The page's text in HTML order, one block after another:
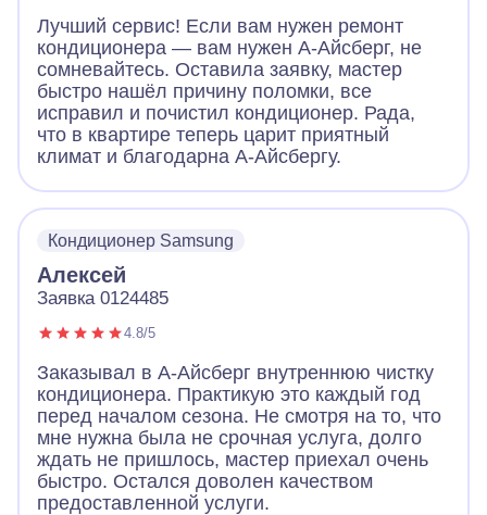
Лучший сервис! Если вам нужен ремонт
кондиционера — вам нужен А-Айсберг, не
сомневайтесь. Оставила заявку, мастер
быстро нашёл причину поломки, все
исправил и почистил кондиционер. Рада,
что в квартире теперь царит приятный
климат и благодарна А-Айсбергу.
Кондиционер Samsung
Алексей
Заявка 0124485
4.8/5
Заказывал в А-Айсберг внутреннюю чистку
кондиционера. Практикую это каждый год
перед началом сезона. Не смотря на то, что
мне нужна была не срочная услуга, долго
ждать не пришлось, мастер приехал очень
быстро. Остался доволен качеством
предоставленной услуги.